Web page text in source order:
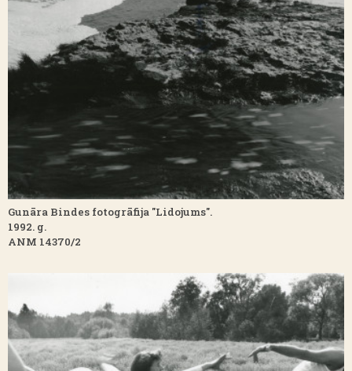
Gunāra Bindes fotogrāfija "Lidojums".
1992. g.
ANM 14370/2